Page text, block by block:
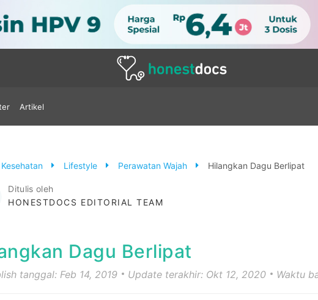
Artikel
Lifestyle Perawatan Wajah Hilangkan Dagu Berlipat
Ditulis oleh
HONESTDOCS EDITORIAL TEAM
Dagu Berlipat
tanggal: Feb 14, 2019 Update terakhir: Okt 12, 2020 Waktu